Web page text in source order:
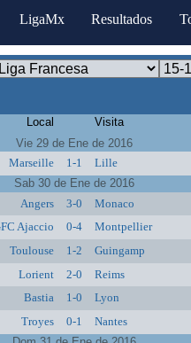
LigaMx Resultados
Local Visita
Vie 29 de Ene de 2016
Marseille
1-1 Lille
Sab 30 de Ene de 2016
Angers
3-0 Monaco
Ajaccio
0-4 Montpellier
Toulouse
1-2 Guingamp
Lorient
2-0 Reims
Bastia
1-0 Lyon
Troyes
0-1 Nantes